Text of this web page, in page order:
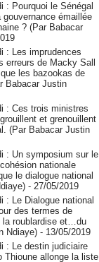
: Pourquoi le Sénégal
gouvernance émaillée
? (Par Babacar
: Les imprudences
erreurs de Macky Sall
les bazookas de
Babacar Justin
: Ces trois ministres
et grenouillent
(Par Babacar Justin
: Un symposium sur le
nationale
le dialogue national
- 27/05/2019
: Le Dialogue national
des termes de
la roublardise et…du
Ndiaye) - 13/05/2019
: Le destin judiciaire
Thioune allonge la liste